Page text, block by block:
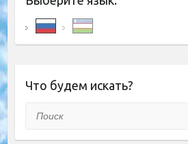
Что будем искать?
Поиск